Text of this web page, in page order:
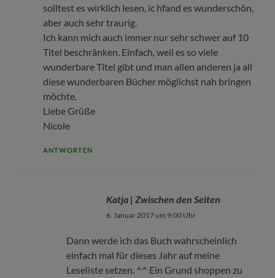
solltest es wirklich lesen, ic hfand es wunderschön,
aber auch sehr traurig.
Ich kann mich auch immer nur sehr schwer auf 10
Titel beschränken. Einfach, weil es so viele
wunderbare Titel gibt und man allen anderen ja all
diese wunderbaren Bücher möglichst nah bringen
möchte.
Liebe Grüße
Nicole
ANTWORTEN
Katja | Zwischen den Seiten
6. Januar 2017 um 9:00 Uhr
Dann werde ich das Buch wahrscheinlich
einfach mal für dieses Jahr auf meine
Leseliste setzen. ^^ Ein Grund shoppen zu